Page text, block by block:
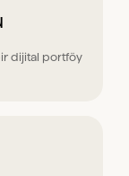
dijital portföy